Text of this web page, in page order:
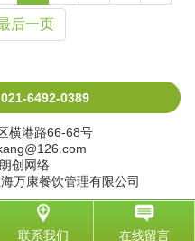
后一页
6492-0389
横港路66-68号
创网络
万康餐饮管理有限公司
联系我们 在线留言